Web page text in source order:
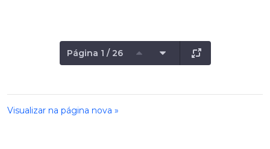
Página 1 / 26
Visualizar na página nova »